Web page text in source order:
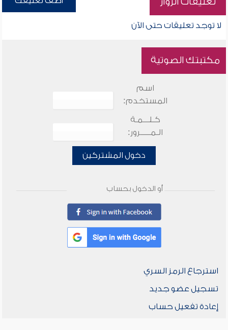
لا توجد تعليقات حتى الآن
مكتبتك الصوتية
اسم
المستخدم:
كـلـــمـة
الـمـــــرور:
دخول المشتركين
أو الدخول بحساب
استرجاع الرمز السري
تسجيل عضو جديد
إعادة تفعيل حساب